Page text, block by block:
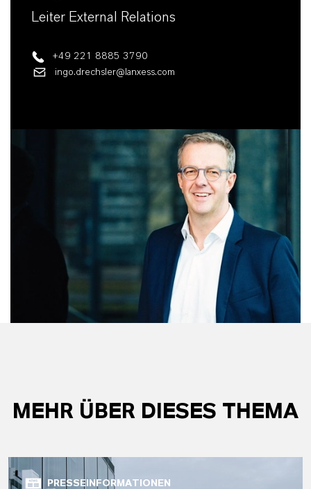
Leiter External Relations
+49 221 8885 3790
ingo.drechsler@lanxess.com
MEHR ÜBER DIESES THEMA
PRESSEINFORMATIONEN